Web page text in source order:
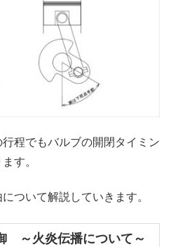
程でもバルブの開閉タイミン
す。
ついて解説していきます。
～火炎伝播について～